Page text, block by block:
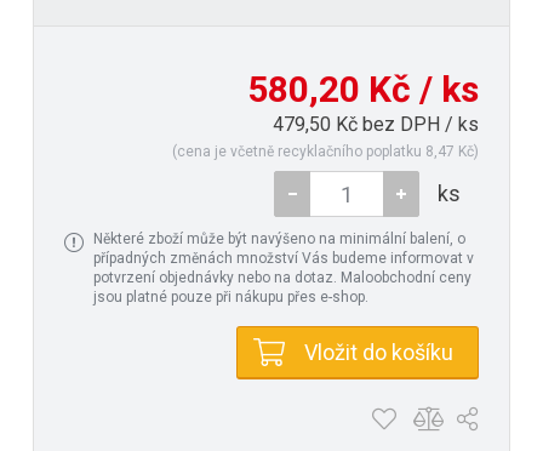
580,20 Kč / ks
479,50 Kč bez DPH / ks
(cena je včetně recyklačního poplatku 8,47 Kč)
ks
Některé zboží může být navýšeno na minimální balení, o
případných změnách množství Vás budeme informovat v
potvrzení objednávky nebo na dotaz. Maloobchodní ceny
jsou platné pouze při nákupu přes e-shop.
Vložit do košíku